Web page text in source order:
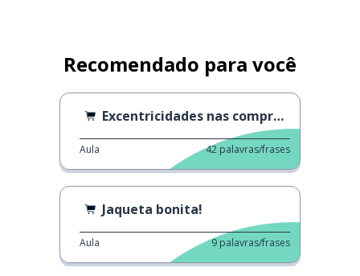
Recomendado para você
Excentricidades nas compras na Alemanha
Aula 42 palavras/frases
Jaqueta bonita!
Aula 9 palavras/frases